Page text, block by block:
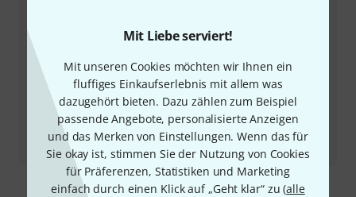
Mit Liebe serviert!
Mit unseren Cookies möchten wir Ihnen ein
fluffiges Einkaufserlebnis mit allem was
dazugehört bieten. Dazu zählen zum Beispiel
passende Angebote, personalisierte Anzeigen
und das Merken von Einstellungen. Wenn das für
Sie okay ist, stimmen Sie der Nutzung von Cookies
für Präferenzen, Statistiken und Marketing
einfach durch einen Klick auf „Geht klar“ zu (alle
Testbericht
PDP Concept 14“ x 8“ Brushed Aluminum, Brass und
Bronze